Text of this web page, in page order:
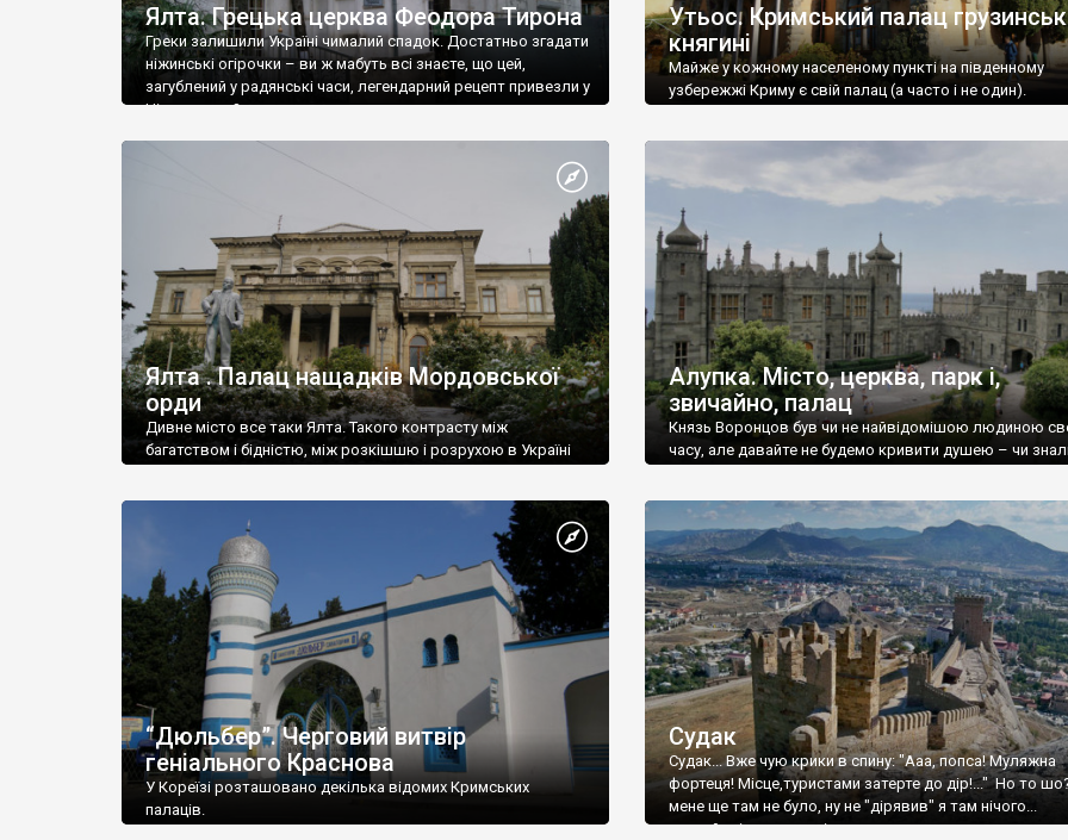
Ялта. Грецька церква Феодора Тирона
Греки залишили Україні чималий спадок. Достатньо згадати
ніжинські огірочки – ви ж мабуть всі знаєте, що цей,
загублений у радянські часи, легендарний рецепт привезли у
Ніжин греки?
Утьос. Кримський палац
княгині
Майже у кожному населеному пункті на південному
узбережжі Криму є свій палац (а часто і не один).
Ялта . Палац нащадків Мордовської
орди
Дивне місто все таки Ялта. Такого контрасту між
багатством і бідністю, між розкішшю і розрухою в Україні
Алупка. Місто, церква, парк і,
звичайно, палац
Князь Воронцов був чи не найвідомішою людиною
часу, але давайте не будемо кривити душею – чи
“Дюльбер”. Черговий витвір
геніального Краснова
У Кореїзі розташовано декілька відомих Кримських
палаців.
Судак
Судак... Вже чую крики в спину: "Ааа, попса! Муляжна
фортеця! Місце,туристами затерте до дір!..." Но то
мене ще там не було, ну не "дірявив" я там нічого...
принаймні до цього літа.